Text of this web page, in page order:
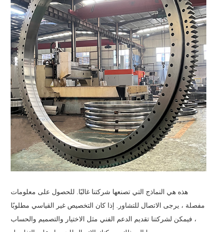
هذه هي النماذج التي تصنعها شركتنا غالبًا. للحصول على معلومات
مفصلة ، يرجى الاتصال للتشاور. إذا كان التخصيص غير القياسي مطلوبًا
، فيمكن لشركتنا تقديم الدعم الفني مثل الاختيار والتصميم والحساب